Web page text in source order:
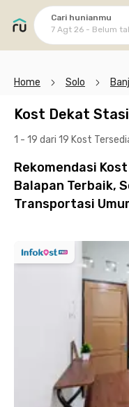
Cari hunianmu
7 Agt 26 - Belum
Home Solo
Kost Dekat
1 - 19 dari 19 Kost
Rekomendasi
Balapan Terbaik,
Transportasi